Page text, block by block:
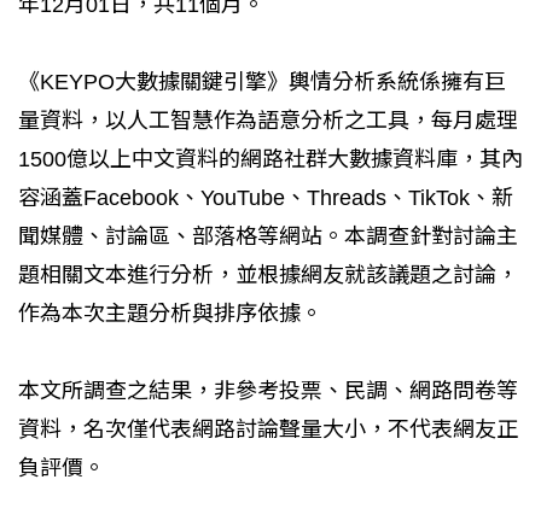
年12月01日，共11個月。
《KEYPO大數據關鍵引擎》輿情分析系統係擁有巨
量資料，以人工智慧作為語意分析之工具，每月處理
1500億以上中文資料的網路社群大數據資料庫，其內
容涵蓋Facebook、YouTube、Threads、TikTok、新
聞媒體、討論區、部落格等網站。本調查針對討論主
題相關文本進行分析，並根據網友就該議題之討論，
作為本次主題分析與排序依據。
本文所調查之結果，非參考投票、民調、網路問卷等
資料，名次僅代表網路討論聲量大小，不代表網友正
負評價。